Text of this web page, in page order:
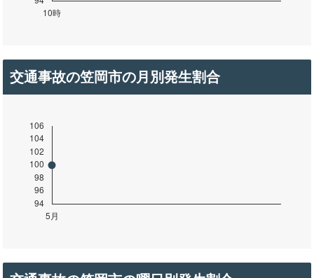
交通事故の笠岡市の月別発生割合